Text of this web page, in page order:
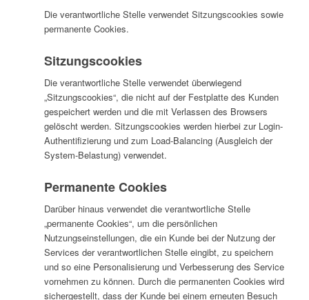
Die verantwortliche Stelle verwendet Sitzungscookies sowie
permanente Cookies.
Sitzungscookies
Die verantwortliche Stelle verwendet überwiegend
„Sitzungscookies“, die nicht auf der Festplatte des Kunden
gespeichert werden und die mit Verlassen des Browsers
gelöscht werden. Sitzungscookies werden hierbei zur Login-
Authentifizierung und zum Load-Balancing (Ausgleich der
System-Belastung) verwendet.
Permanente Cookies
Darüber hinaus verwendet die verantwortliche Stelle
„permanente Cookies“, um die persönlichen
Nutzungseinstellungen, die ein Kunde bei der Nutzung der
Services der verantwortlichen Stelle eingibt, zu speichern
und so eine Personalisierung und Verbesserung des Service
vornehmen zu können. Durch die permanenten Cookies wird
sichergestellt, dass der Kunde bei einem erneuten Besuch